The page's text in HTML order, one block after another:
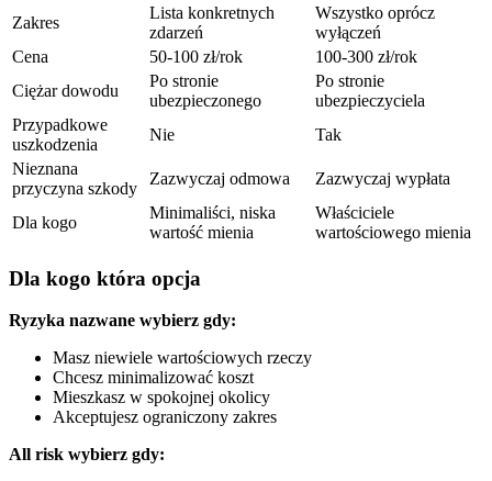
Zakres
Lista konkretnych
zdarzeń
Wszystko oprócz
wyłączeń
Cena
50-100 zł/rok
100-300 zł/rok
Ciężar dowodu
Po stronie
ubezpieczonego
Po stronie
ubezpieczyciela
Przypadkowe
uszkodzenia
Nie
Tak
Nieznana
przyczyna szkody
Zazwyczaj odmowa Zazwyczaj wypłata
Dla kogo
Minimaliści, niska
wartość mienia
Właściciele
wartościowego mienia
Dla kogo która opcja
Ryzyka nazwane wybierz gdy:
Masz niewiele wartościowych rzeczy
Chcesz minimalizować koszt
Mieszkasz w spokojnej okolicy
Akceptujesz ograniczony zakres
All risk wybierz gdy: